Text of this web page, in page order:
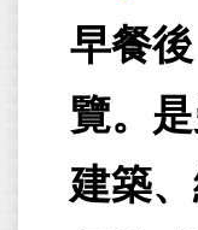
早餐
覽。
建築